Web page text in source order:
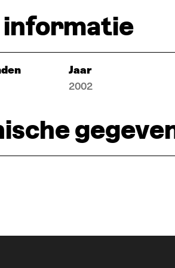
Jaar
2002